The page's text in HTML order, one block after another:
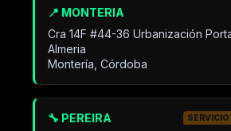
📍 MONTERIA
Cra 14F #44-36 Urbanización
Almeria
Montería, Córdoba
🔧 PEREIRA SERVICIO